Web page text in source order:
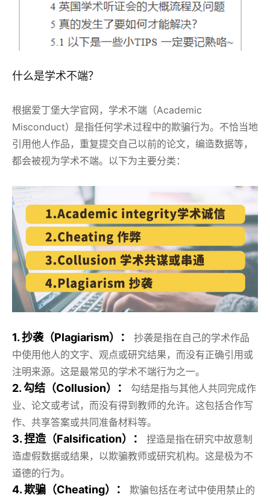
什么是学术不端？
根据爱丁堡大学官网，学术不端（Academic
Misconduct）是指任何学术过程中的欺骗行为。不恰当地
引用他人作品，重复提交自己以前的论文，编造数据等，
都会被视为学术不端。以下为主要分类：
1. 抄袭（Plagiarism）：
抄袭是指在自己的学术作品
中使用他人的文字、观点或研究结果，而没有正确引用或
注明来源。这是最常见的学术不端行为之一。
2. 勾结（Collusion）：
勾结是指与其他人共同完成作
业、论文或考试，而没有得到教师的允许。这包括合作写
作、共享答案或共同准备材料等。
3. 捏造（Falsification）：
捏造是指在研究中故意制
造虚假数据或结果，以欺骗教师或研究机构。这是极为不
道德的行为。
4. 欺骗（Cheating）：
欺骗包括在考试中使用禁止的